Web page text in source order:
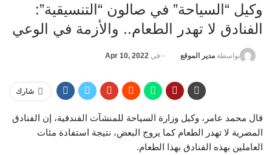
وكيل “السياحة” في صالون “التنسيقية”:
الفنادق لا تهدر الطعام.. والأزمة في الوعي
بواسطة مدير الموقع في Apr 10, 2022
شارك
قال محمد عامر، وكيل وزارة السياحة للمنشآت الفندقية، إن الفنادق
المصرية لا تهدر الطعام كما يروج البعض، نتيجة استفادة مئات
العاملين بهذه الفنادق بهذا الطعام.